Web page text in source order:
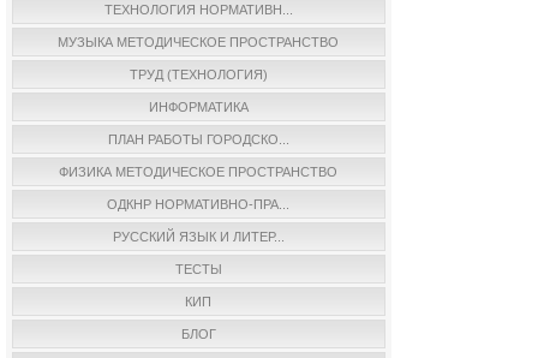
ТЕХНОЛОГИЯ НОРМАТИВН...
МУЗЫКА МЕТОДИЧЕСКОЕ ПРОСТРАНСТВО
ТРУД (ТЕХНОЛОГИЯ)
ИНФОРМАТИКА
ПЛАН РАБОТЫ ГОРОДСКО...
ФИЗИКА МЕТОДИЧЕСКОЕ ПРОСТРАНСТВО
ОДКНР НОРМАТИВНО-ПРА...
РУССКИЙ ЯЗЫК И ЛИТЕР...
ТЕСТЫ
КИП
БЛОГ